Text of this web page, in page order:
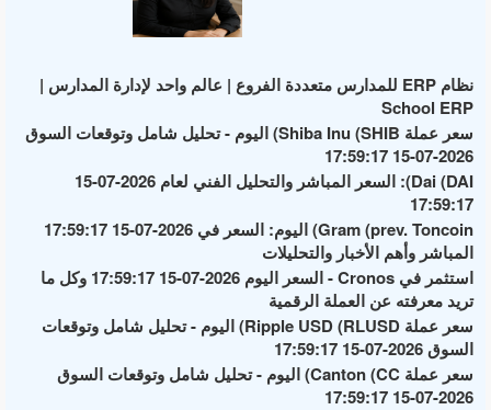
نظام ERP للمدارس متعددة الفروع | عالم واحد لإدارة المدارس |
School ERP
سعر عملة Shiba Inu (SHIB) اليوم - تحليل شامل وتوقعات السوق
2026-07-15 17:59:17
Dai (DAI): السعر المباشر والتحليل الفني لعام 2026-07-15
17:59:17
Gram (prev. Toncoin) اليوم: السعر في 2026-07-15 17:59:17
المباشر وأهم الأخبار والتحليلات
استثمر في Cronos - السعر اليوم 2026-07-15 17:59:17 وكل ما
تريد معرفته عن العملة الرقمية
سعر عملة Ripple USD (RLUSD) اليوم - تحليل شامل وتوقعات
السوق 2026-07-15 17:59:17
سعر عملة Canton (CC) اليوم - تحليل شامل وتوقعات السوق
2026-07-15 17:59:17